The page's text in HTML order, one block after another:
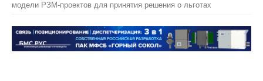
модели РЗМ-проектов для принятия решения о льготах